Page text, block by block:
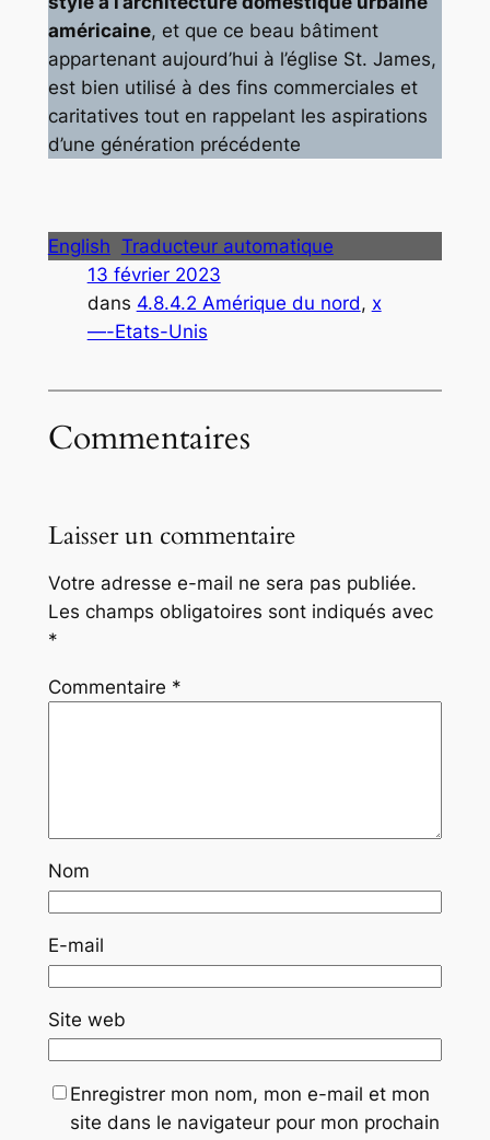
américaine, et que ce beau bâtiment
appartenant aujourd’hui à l’église St. James,
est bien utilisé à des fins commerciales et
caritatives tout en rappelant les aspirations
d’une génération précédente
English Traducteur automatique
13 février 2023
dans 4.8.4.2 Amérique du nord, x
—-Etats-Unis
Commentaires
Laisser un commentaire
Votre adresse e-mail ne sera pas publiée.
Les champs obligatoires sont indiqués avec
*
Commentaire *
Nom
E-mail
Site web
Enregistrer mon nom, mon e-mail et mon
site dans le navigateur pour mon prochain